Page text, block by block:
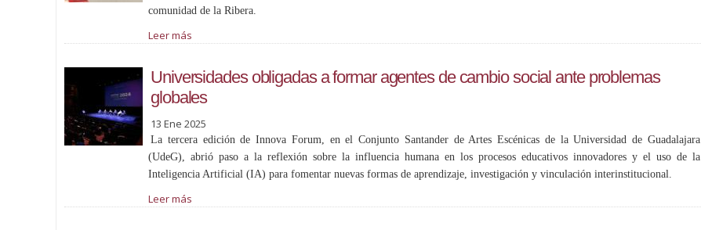
comunidad de la Ribera.
Leer más
Universidades obligadas a formar agentes de cambio social ante problemas
globales
13 Ene 2025
La tercera edición de Innova Forum, en el Conjunto Santander de Artes Escénicas de la Universidad de Guadalajara
(UdeG), abrió paso a la reflexión sobre la influencia humana en los procesos educativos innovadores y el uso de la
Inteligencia Artificial (IA) para fomentar nuevas formas de aprendizaje, investigación y vinculación interinstitucional.
Leer más